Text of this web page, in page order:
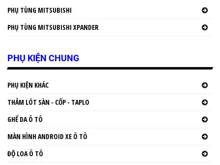
PHỤ TÙNG MITSUBISHI
PHỤ TÙNG MITSUBISHI XPANDER
PHỤ KIỆN CHUNG
PHỤ KIỆN KHÁC
THẢM LÓT SÀN - CỐP - TAPLO
GHẾ DA Ô TÔ
MÀN HÌNH ANDROID XE Ô TÔ
ĐỘ LOA Ô TÔ